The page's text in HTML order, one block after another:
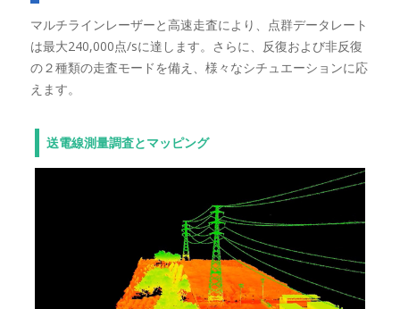
マルチラインレーザーと高速走査により、点群データレート
は最大240,000点/sに達します。さらに、反復および非反復
の２種類の走査モードを備え、様々なシチュエーションに応
えます。
送電線測量調査とマッピング